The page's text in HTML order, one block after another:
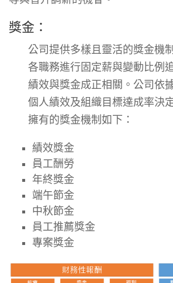
獎金：
公司提供多樣且靈活的獎金機
各職務進行固定薪與變動比例
績效與獎金成正相關。公司依
個人績效及組織目標達成率決
擁有的獎金機制如下：
績效獎金
員工酬勞
年終獎金
端午節金
中秋節金
員工推薦獎金
專案獎金